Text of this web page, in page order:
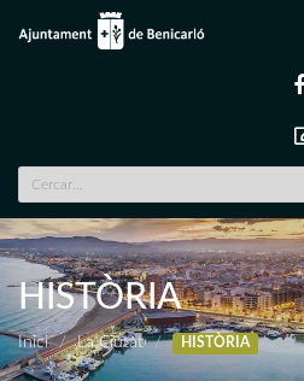
HISTÒRIA
Inici La Ciutat HISTÒRIA